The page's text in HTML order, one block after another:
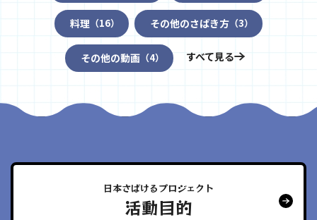
料理 （16） その他のさばき方（3）
その他の動画 （4） すべて見る
日本さばけるプロジェクト
活動目的